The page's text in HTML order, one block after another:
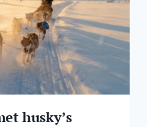
husky’s